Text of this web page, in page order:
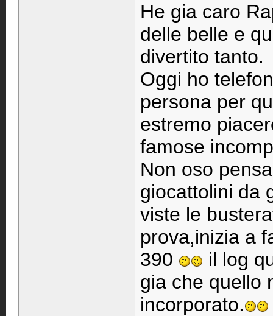
He gia caro
delle belle e
divertito tanto.
Oggi ho
persona per
estremo
famose
Non oso
giocattolini da
viste le
prova,inizia a
390
il log
gia che quello
incorporato.